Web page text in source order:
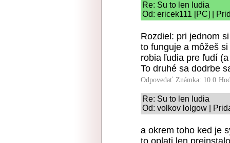
Re: Su to len ludia
Od: ericek111 [PC] |
Rozdiel: pri jednom
to funguje a môžeš
robia ľudia pre ľudí
To druhé sa dodrbe
Odpovedať Známka: 10.0
Re: Su to len ludia
Od: volkov lolgow |
a okrem toho ked je
to oplati len